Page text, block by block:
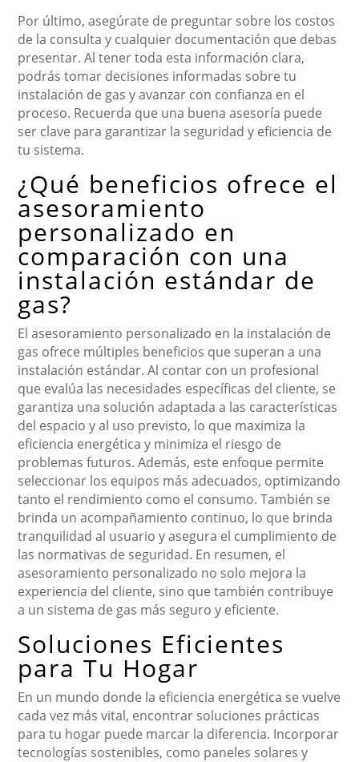
Por último, asegúrate de preguntar sobre los costos
de la consulta y cualquier documentación que debas
presentar. Al tener toda esta información clara,
podrás tomar decisiones informadas sobre tu
instalación de gas y avanzar con confianza en el
proceso. Recuerda que una buena asesoría puede
ser clave para garantizar la seguridad y eficiencia de
tu sistema.
¿Qué beneficios ofrece el
asesoramiento
personalizado en
comparación con una
instalación estándar de
gas?
El asesoramiento personalizado en la instalación de
gas ofrece múltiples beneficios que superan a una
instalación estándar. Al contar con un profesional
que evalúa las necesidades específicas del cliente, se
garantiza una solución adaptada a las características
del espacio y al uso previsto, lo que maximiza la
eficiencia energética y minimiza el riesgo de
problemas futuros. Además, este enfoque permite
seleccionar los equipos más adecuados, optimizando
tanto el rendimiento como el consumo. También se
brinda un acompañamiento continuo, lo que brinda
tranquilidad al usuario y asegura el cumplimiento de
las normativas de seguridad. En resumen, el
asesoramiento personalizado no solo mejora la
experiencia del cliente, sino que también contribuye
a un sistema de gas más seguro y eficiente.
Soluciones Eficientes
para Tu Hogar
En un mundo donde la eficiencia energética se vuelve
cada vez más vital, encontrar soluciones prácticas
para tu hogar puede marcar la diferencia. Incorporar
tecnologías sostenibles, como paneles solares y